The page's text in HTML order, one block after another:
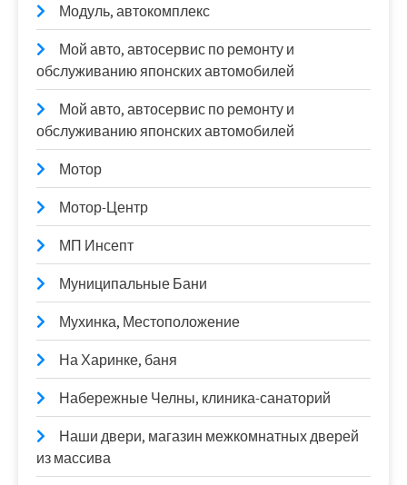
Модуль, автокомплекс
Мой авто, автосервис по ремонту и
обслуживанию японских автомобилей
Мой авто, автосервис по ремонту и
обслуживанию японских автомобилей
Мотор
Мотор-Центр
МП Инсепт
Муниципальные Бани
Мухинка, Местоположение
На Харинке, баня
Набережные Челны, клиника-санаторий
Наши двери, магазин межкомнатных дверей
из массива